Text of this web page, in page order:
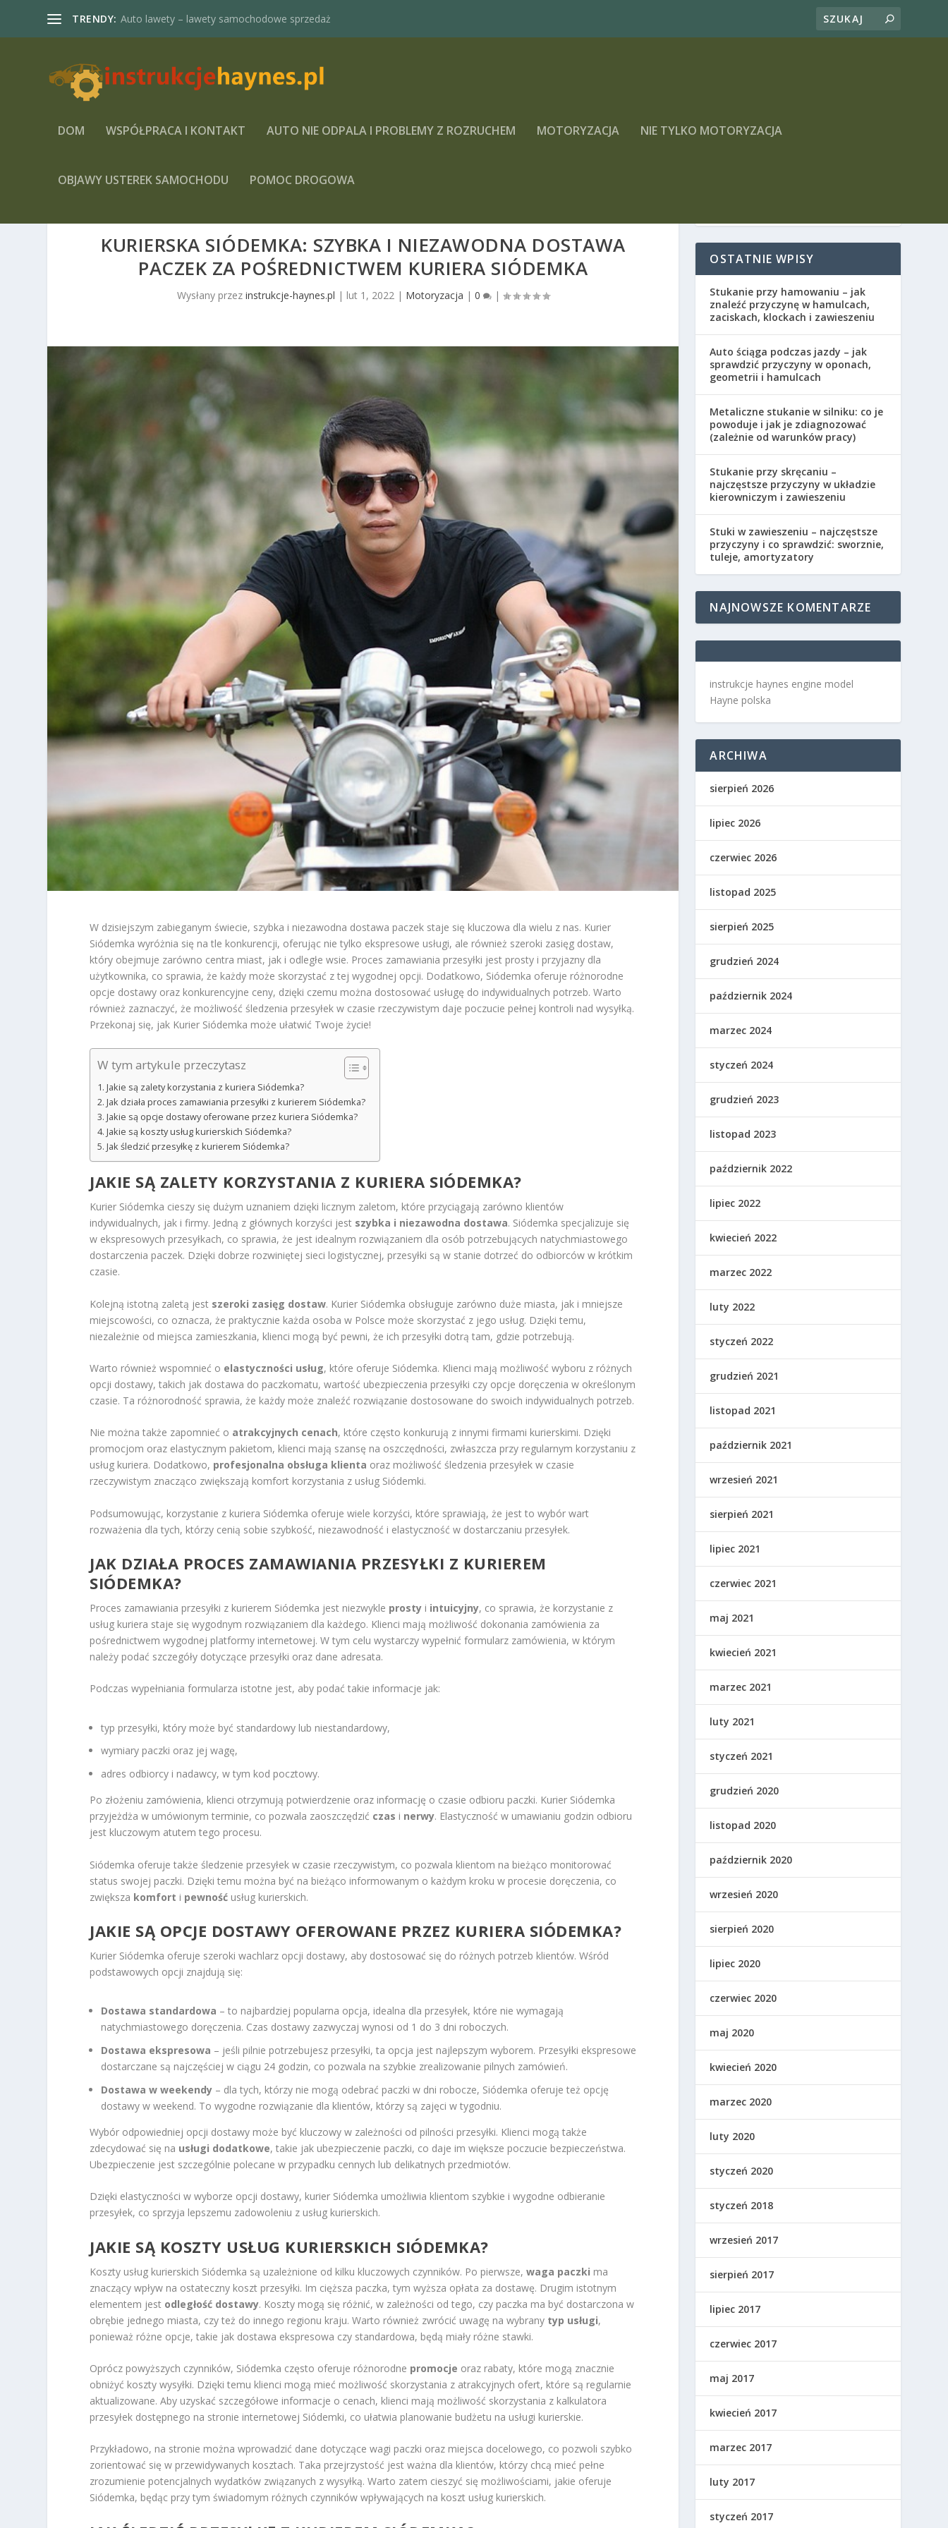
TRENDY: Auto lawety – lawety samochodowe sprzedaż
DOM WSPÓŁPRACA I KONTAKT AUTO NIE ODPALA I PROBLEMY Z ROZRUCHEM MOTORYZACJA NIE TYLKO MOTORYZACJA
OBJAWY USTEREK SAMOCHODU POMOC DROGOWA
KURIERSKA SIÓDEMKA: SZYBKA I NIEZAWODNA DOSTAWA
PACZEK ZA POŚREDNICTWEM KURIERA SIÓDEMKA
Wysłany przez instrukcje-haynes.pl | lut 1, 2022 | Motoryzacja | 0 |
W dzisiejszym zabieganym świecie, szybka i niezawodna dostawa paczek staje się kluczowa dla wielu z nas. Kurier
Siódemka wyróżnia się na tle konkurencji, oferując nie tylko ekspresowe usługi, ale również szeroki zasięg dostaw,
który obejmuje zarówno centra miast, jak i odległe wsie. Proces zamawiania przesyłki jest prosty i przyjazny dla
użytkownika, co sprawia, że każdy może skorzystać z tej wygodnej opcji. Dodatkowo, Siódemka oferuje różnorodne
opcje dostawy oraz konkurencyjne ceny, dzięki czemu można dostosować usługę do indywidualnych potrzeb. Warto
również zaznaczyć, że możliwość śledzenia przesyłek w czasie rzeczywistym daje poczucie pełnej kontroli nad wysyłką.
Przekonaj się, jak Kurier Siódemka może ułatwić Twoje życie!
W tym artykule przeczytasz
Jakie są zalety korzystania z kuriera Siódemka?
Jak działa proces zamawiania przesyłki z kurierem Siódemka?
Jakie są opcje dostawy oferowane przez kuriera Siódemka?
Jakie są koszty usług kurierskich Siódemka?
Jak śledzić przesyłkę z kurierem Siódemka?
JAKIE SĄ ZALETY KORZYSTANIA Z KURIERA SIÓDEMKA?
Kurier Siódemka cieszy się dużym uznaniem dzięki licznym zaletom, które przyciągają zarówno klientów
indywidualnych, jak i firmy. Jedną z głównych korzyści jest szybka i niezawodna dostawa. Siódemka specjalizuje się
w ekspresowych przesyłkach, co sprawia, że jest idealnym rozwiązaniem dla osób potrzebujących natychmiastowego
dostarczenia paczek. Dzięki dobrze rozwiniętej sieci logistycznej, przesyłki są w stanie dotrzeć do odbiorców w krótkim
czasie.
Kolejną istotną zaletą jest szeroki zasięg dostaw. Kurier Siódemka obsługuje zarówno duże miasta, jak i mniejsze
miejscowości, co oznacza, że praktycznie każda osoba w Polsce może skorzystać z jego usług. Dzięki temu,
niezależnie od miejsca zamieszkania, klienci mogą być pewni, że ich przesyłki dotrą tam, gdzie potrzebują.
Warto również wspomnieć o elastyczności usług, które oferuje Siódemka. Klienci mają możliwość wyboru z różnych
opcji dostawy, takich jak dostawa do paczkomatu, wartość ubezpieczenia przesyłki czy opcje doręczenia w określonym
czasie. Ta różnorodność sprawia, że każdy może znaleźć rozwiązanie dostosowane do swoich indywidualnych potrzeb.
Nie można także zapomnieć o atrakcyjnych cenach, które często konkurują z innymi firmami kurierskimi. Dzięki
promocjom oraz elastycznym pakietom, klienci mają szansę na oszczędności, zwłaszcza przy regularnym korzystaniu z
usług kuriera. Dodatkowo, profesjonalna obsługa klienta oraz możliwość śledzenia przesyłek w czasie
rzeczywistym znacząco zwiększają komfort korzystania z usług Siódemki.
Podsumowując, korzystanie z kuriera Siódemka oferuje wiele korzyści, które sprawiają, że jest to wybór wart
rozważenia dla tych, którzy cenią sobie szybkość, niezawodność i elastyczność w dostarczaniu przesyłek.
JAK DZIAŁA PROCES ZAMAWIANIA PRZESYŁKI Z KURIEREM
SIÓDEMKA?
Proces zamawiania przesyłki z kurierem Siódemka jest niezwykle prosty i intuicyjny, co sprawia, że korzystanie z
usług kuriera staje się wygodnym rozwiązaniem dla każdego. Klienci mają możliwość dokonania zamówienia za
pośrednictwem wygodnej platformy internetowej. W tym celu wystarczy wypełnić formularz zamówienia, w którym
należy podać szczegóły dotyczące przesyłki oraz dane adresata.
Podczas wypełniania formularza istotne jest, aby podać takie informacje jak:
typ przesyłki, który może być standardowy lub niestandardowy,
wymiary paczki oraz jej wagę,
adres odbiorcy i nadawcy, w tym kod pocztowy.
Po złożeniu zamówienia, klienci otrzymują potwierdzenie oraz informację o czasie odbioru paczki. Kurier Siódemka
przyjeżdża w umówionym terminie, co pozwala zaoszczędzić czas i nerwy. Elastyczność w umawianiu godzin odbioru
jest kluczowym atutem tego procesu.
Siódemka oferuje także śledzenie przesyłek w czasie rzeczywistym, co pozwala klientom na bieżąco monitorować
status swojej paczki. Dzięki temu można być na bieżąco informowanym o każdym kroku w procesie doręczenia, co
zwiększa komfort i pewność usług kurierskich.
JAKIE SĄ OPCJE DOSTAWY OFEROWANE PRZEZ KURIERA SIÓDEMKA?
Kurier Siódemka oferuje szeroki wachlarz opcji dostawy, aby dostosować się do różnych potrzeb klientów. Wśród
podstawowych opcji znajdują się:
Dostawa standardowa – to najbardziej popularna opcja, idealna dla przesyłek, które nie wymagają
natychmiastowego doręczenia. Czas dostawy zazwyczaj wynosi od 1 do 3 dni roboczych.
Dostawa ekspresowa – jeśli pilnie potrzebujesz przesyłki, ta opcja jest najlepszym wyborem. Przesyłki ekspresowe
dostarczane są najczęściej w ciągu 24 godzin, co pozwala na szybkie zrealizowanie pilnych zamówień.
Dostawa w weekendy – dla tych, którzy nie mogą odebrać paczki w dni robocze, Siódemka oferuje też opcję
dostawy w weekend. To wygodne rozwiązanie dla klientów, którzy są zajęci w tygodniu.
Wybór odpowiedniej opcji dostawy może być kluczowy w zależności od pilności przesyłki. Klienci mogą także
zdecydować się na usługi dodatkowe, takie jak ubezpieczenie paczki, co daje im większe poczucie bezpieczeństwa.
Ubezpieczenie jest szczególnie polecane w przypadku cennych lub delikatnych przedmiotów.
Dzięki elastyczności w wyborze opcji dostawy, kurier Siódemka umożliwia klientom szybkie i wygodne odbieranie
przesyłek, co sprzyja lepszemu zadowoleniu z usług kurierskich.
JAKIE SĄ KOSZTY USŁUG KURIERSKICH SIÓDEMKA?
Koszty usług kurierskich Siódemka są uzależnione od kilku kluczowych czynników. Po pierwsze,waga paczki ma
znaczący wpływ na ostateczny koszt przesyłki. Im cięższa paczka, tym wyższa opłata za dostawę. Drugim istotnym
elementem jest odległość dostawy. Koszty mogą się różnić, w zależności od tego, czy paczka ma być dostarczona w
obrębie jednego miasta, czy też do innego regionu kraju. Warto również zwrócić uwagę na wybrany typ usługi,
ponieważ różne opcje, takie jak dostawa ekspresowa czy standardowa, będą miały różne stawki.
Oprócz powyższych czynników, Siódemka często oferuje różnorodne promocje oraz rabaty, które mogą znacznie
obniżyć koszty wysyłki. Dzięki temu klienci mogą mieć możliwość skorzystania z atrakcyjnych ofert, które są regularnie
aktualizowane. Aby uzyskać szczegółowe informacje o cenach, klienci mają możliwość skorzystania z kalkulatora
przesyłek dostępnego na stronie internetowej Siódemki, co ułatwia planowanie budżetu na usługi kurierskie.
Przykładowo, na stronie można wprowadzić dane dotyczące wagi paczki oraz miejsca docelowego, co pozwoli szybko
zorientować się w przewidywanych kosztach. Taka przejrzystość jest ważna dla klientów, którzy chcą mieć pełne
zrozumienie potencjalnych wydatków związanych z wysyłką. Warto zatem cieszyć się możliwościami, jakie oferuje
Siódemka, będąc przy tym świadomym różnych czynników wpływających na koszt usług kurierskich.
OSTATNIE WPISY
Stukanie przy hamowaniu – jak
znaleźć przyczynę w hamulcach,
zaciskach, klockach i zawieszeniu
Auto ściąga podczas jazdy – jak
sprawdzić przyczyny w oponach,
geometrii i hamulcach
Metaliczne stukanie w silniku: co je
powoduje i jak je zdiagnozować
(zależnie od warunków pracy)
Stukanie przy skręcaniu –
najczęstsze przyczyny w układzie
kierowniczym i zawieszeniu
Stuki w zawieszeniu – najczęstsze
przyczyny i co sprawdzić: sworznie,
tuleje, amortyzatory
NAJNOWSZE KOMENTARZE
instrukcje haynes engine model
Hayne polska
ARCHIWA
sierpień 2026
lipiec 2026
czerwiec 2026
listopad 2025
sierpień 2025
grudzień 2024
październik 2024
marzec 2024
styczeń 2024
grudzień 2023
listopad 2023
październik 2022
lipiec 2022
kwiecień 2022
marzec 2022
luty 2022
styczeń 2022
grudzień 2021
listopad 2021
październik 2021
wrzesień 2021
sierpień 2021
lipiec 2021
czerwiec 2021
maj 2021
kwiecień 2021
marzec 2021
luty 2021
styczeń 2021
grudzień 2020
listopad 2020
październik 2020
wrzesień 2020
sierpień 2020
lipiec 2020
czerwiec 2020
maj 2020
kwiecień 2020
marzec 2020
luty 2020
styczeń 2020
styczeń 2018
wrzesień 2017
sierpień 2017
lipiec 2017
czerwiec 2017
maj 2017
kwiecień 2017
marzec 2017
luty 2017
styczeń 2017